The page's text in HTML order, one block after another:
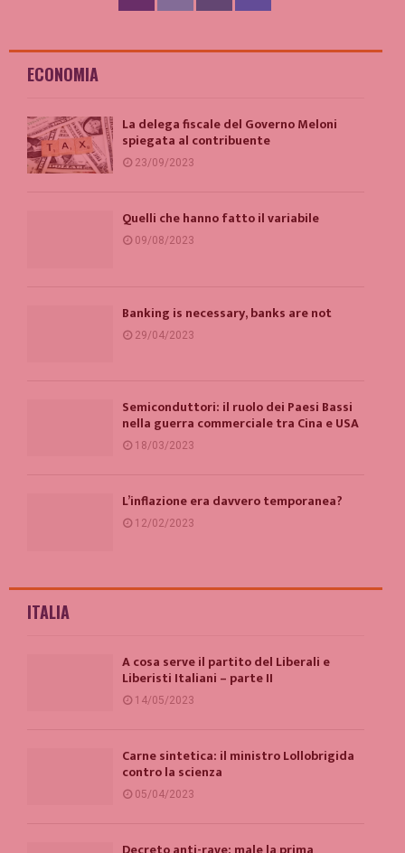
ECONOMIA
La delega fiscale del Governo Meloni
spiegata al contribuente
23/09/2023
Quelli che hanno fatto il variabile
09/08/2023
Banking is necessary, banks are not
29/04/2023
Semiconduttori: il ruolo dei Paesi Bassi
nella guerra commerciale tra Cina e USA
18/03/2023
L’inflazione era davvero temporanea?
12/02/2023
ITALIA
A cosa serve il partito del Liberali e
Liberisti Italiani – parte II
14/05/2023
Carne sintetica: il ministro Lollobrigida
contro la scienza
05/04/2023